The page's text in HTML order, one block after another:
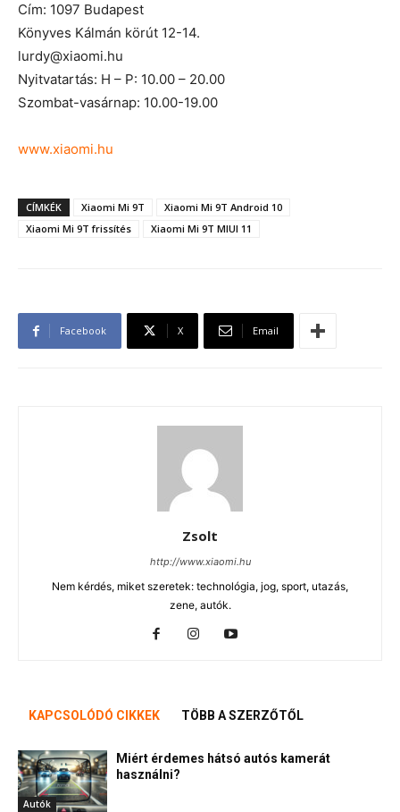
Cím: 1097 Budapest
Könyves Kálmán körút 12-14.
lurdy@xiaomi.hu
Nyitvatartás: H – P: 10.00 – 20.00
Szombat-vasárnap: 10.00-19.00
www.xiaomi.hu
CÍMKÉK Xiaomi Mi 9T
Xiaomi Mi 9T Android 10
Xiaomi Mi 9T frissítés
Xiaomi Mi 9T MIUI 11
Facebook X Email
Zsolt
http://www.xiaomi.hu
Nem kérdés, miket szeretek: technológia, jog, sport, utazás,
zene, autók.
KAPCSOLÓDÓ CIKKEK TÖBB A SZERZŐTŐL
Autók
Miért érdemes hátsó autós kamerát
használni?